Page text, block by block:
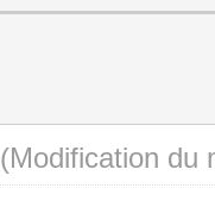
(Modification du